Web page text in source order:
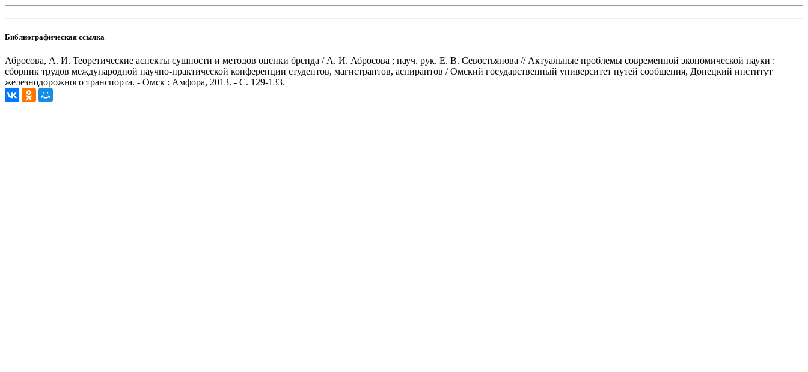
Библиографическая ссылка
Абросова, А. И. Теоретические аспекты сущности и методов оценки бренда / А. И. Абросова ; науч. рук. Е. В. Севостьянова // Актуальные проблемы современной экономической науки :
сборник трудов международной научно-практической конференции студентов, магистрантов, аспирантов / Омский государственный университет путей сообщения, Донецкий институт
железнодорожного транспорта. - Омск : Амфора, 2013. - С. 129-133.